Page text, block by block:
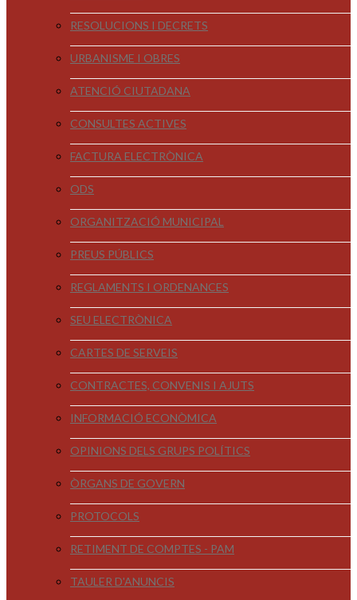
RESOLUCIONS I DECRETS
URBANISME I OBRES
ATENCIÓ CIUTADANA
CONSULTES ACTIVES
FACTURA ELECTRÒNICA
ODS
ORGANITZACIÓ MUNICIPAL
PREUS PÚBLICS
REGLAMENTS I ORDENANCES
SEU ELECTRÒNICA
CARTES DE SERVEIS
CONTRACTES, CONVENIS I AJUTS
INFORMACIÓ ECONÒMICA
OPINIONS DELS GRUPS POLÍTICS
ÒRGANS DE GOVERN
PROTOCOLS
RETIMENT DE COMPTES - PAM
TAULER D'ANUNCIS